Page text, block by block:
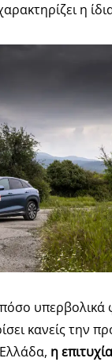
η
υπερβολικά
κανείς την
η